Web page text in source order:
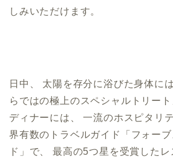
しみいただけます。
日中、 太陽を存分に浴びた身体に
らではの極上のスペシャルトリー
ディナーには、 一流のホスピタリ
界有数のトラベルガイド「 フォー
ド」で、 最高の5つ星を受賞した